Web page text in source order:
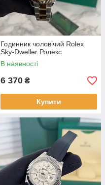
Годинник чоловічий Rolex
Sky-Dweller Ролекс
В наявності
6 370 ₴
Купити